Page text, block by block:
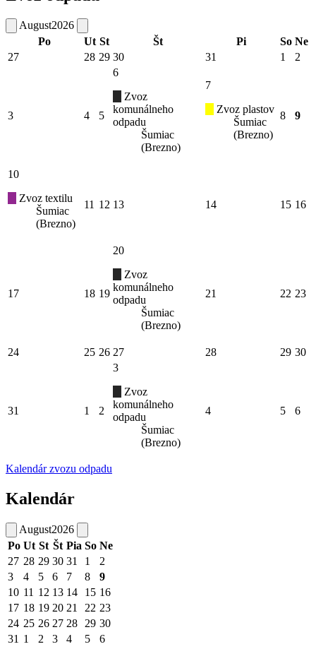
August2026
Po
Ut St Št Pi So Ne
27
28 29 30 31 1 2
3 4 5
6
Zvoz
komunálneho
odpadu
Šumiac
(Brezno)
7
Zvoz plastov
Šumiac
(Brezno)
8 9
10
Zvoz textilu
Šumiac
(Brezno)
11 12 13 14 15 16
17 18 19
20
Zvoz
komunálneho
odpadu
Šumiac
(Brezno)
21 22 23
24 25 26 27 28 29 30
31 1 2
3
Zvoz
komunálneho
odpadu
Šumiac
(Brezno)
4 5 6
Kalendár zvozu odpadu
Kalendár
August2026
Po Ut St Št Pia So Ne
27 28 29 30 31 1
2
3
4 5 6 7 8
9
10 11 12 13 14 15 16
17 18 19 20 21 22 23
24 25 26 27 28 29 30
31 1 2 3 4 5 6